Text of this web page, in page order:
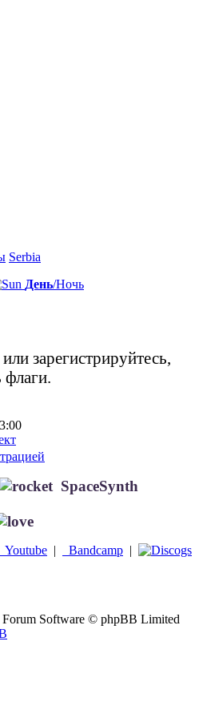
Serbia
День/Ночь
зарегистрируйтесь,
флаги.
SpaceSynth
Youtube | Bandcamp |
Software © phpBB Limited